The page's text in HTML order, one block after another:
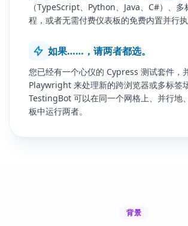
（TypeScript、Python、Java、C#）、
程，或者无需付费仪表板的免费内置并行执
如果……，请两者都选。
您已经有一个心仪的 Cypress 测试套件，
Playwright 来处理新的跨浏览器或多标签场
TestingBot 可以在同一个网格上、并行地
板中运行两者。
背景